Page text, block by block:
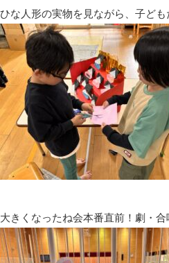
ひな人形の実物を見ながら、子ど
大きくなったね会本番直前！劇・